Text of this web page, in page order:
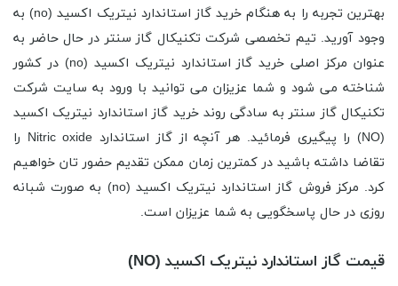
بهترین تجربه را به هنگام خرید گاز استاندارد نیتریک اکسید (no) به
وجود آورید. تیم تخصصی شرکت تکنیکال گاز سنتر در حال حاضر به
عنوان مرکز اصلی خرید گاز استاندارد نیتریک اکسید (no) در کشور
شناخته می شود و شما عزیزان می توانید با ورود به سایت شرکت
تکنیکال گاز سنتر به سادگی روند خرید گاز استاندارد نیتریک اکسید
(NO) را پیگیری فرمائید. هر آنچه از گاز استاندارد Nitric oxide را
تقاضا داشته باشید در کمترین زمان ممکن تقدیم حضور تان خواهیم
کرد. مرکز فروش گاز استاندارد نیتریک اکسید (no) به صورت شبانه
روزی در حال پاسخگویی به شما عزیزان است.
قیمت گاز استاندارد نیتریک اکسید (NO)